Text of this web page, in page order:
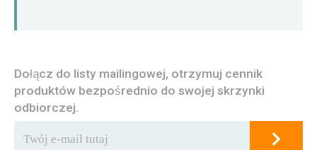
Dołącz do listy mailingowej, otrzymuj cennik
produktów bezpośrednio do swojej skrzynki
odbiorczej.